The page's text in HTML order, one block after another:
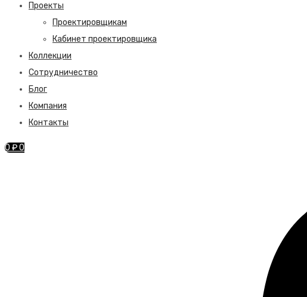
Проекты
Проектировщикам
Кабинет проектировщика
Коллекции
Сотрудничество
Блог
Компания
Контакты
0 ₽0